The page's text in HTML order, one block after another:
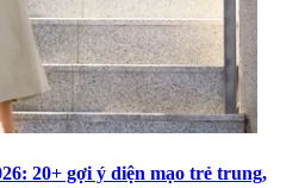
20+ gợi ý diện mạo trẻ trung,